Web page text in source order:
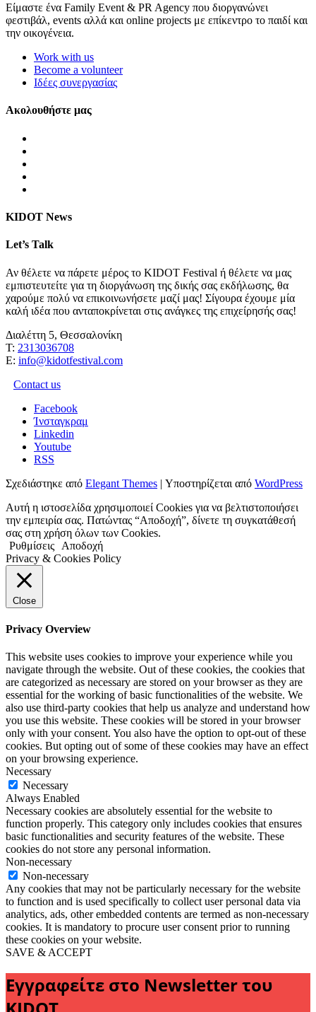
Είμαστε ένα Family Event & PR Agency που διοργανώνει
φεστιβάλ, events αλλά και online projects με επίκεντρο το παιδί και
την οικογένεια.
Work with us
Become a volunteer
Ιδέες συνεργασίας
Ακολουθήστε μας
KIDOT News
Let’s Talk
Αν θέλετε να πάρετε μέρος το KIDOT Festival ή θέλετε να μας
εμπιστευτείτε για τη διοργάνωση της δικής σας εκδήλωσης, θα
χαρούμε πολύ να επικοινωνήσετε μαζί μας! Σίγουρα έχουμε μία
καλή ιδέα που ανταποκρίνεται στις ανάγκες της επιχείρησής σας!
Διαλέττη 5, Θεσσαλονίκη
Τ: 2313036708
Ε: info@kidotfestival.com
Contact us
Facebook
Ίνσταγκραμ
Linkedin
Youtube
RSS
Σχεδιάστηκε από Elegant Themes | Υποστηρίζεται από WordPress
Αυτή η ιστοσελίδα χρησιμοποιεί Cookies για να βελτιστοποιήσει
την εμπειρία σας. Πατώντας “Αποδοχή”, δίνετε τη συγκατάθεσή
σας στη χρήση όλων των Cookies.
Ρυθμίσεις
Αποδοχή
Privacy & Cookies Policy
Close
Privacy Overview
This website uses cookies to improve your experience while you
navigate through the website. Out of these cookies, the cookies that
are categorized as necessary are stored on your browser as they are
essential for the working of basic functionalities of the website. We
also use third-party cookies that help us analyze and understand how
you use this website. These cookies will be stored in your browser
only with your consent. You also have the option to opt-out of these
cookies. But opting out of some of these cookies may have an effect
on your browsing experience.
Necessary
Necessary
Always Enabled
Necessary cookies are absolutely essential for the website to
function properly. This category only includes cookies that ensures
basic functionalities and security features of the website. These
cookies do not store any personal information.
Non-necessary
Non-necessary
Any cookies that may not be particularly necessary for the website
to function and is used specifically to collect user personal data via
analytics, ads, other embedded contents are termed as non-necessary
cookies. It is mandatory to procure user consent prior to running
these cookies on your website.
SAVE & ACCEPT
Εγγραφείτε στο Newsletter του